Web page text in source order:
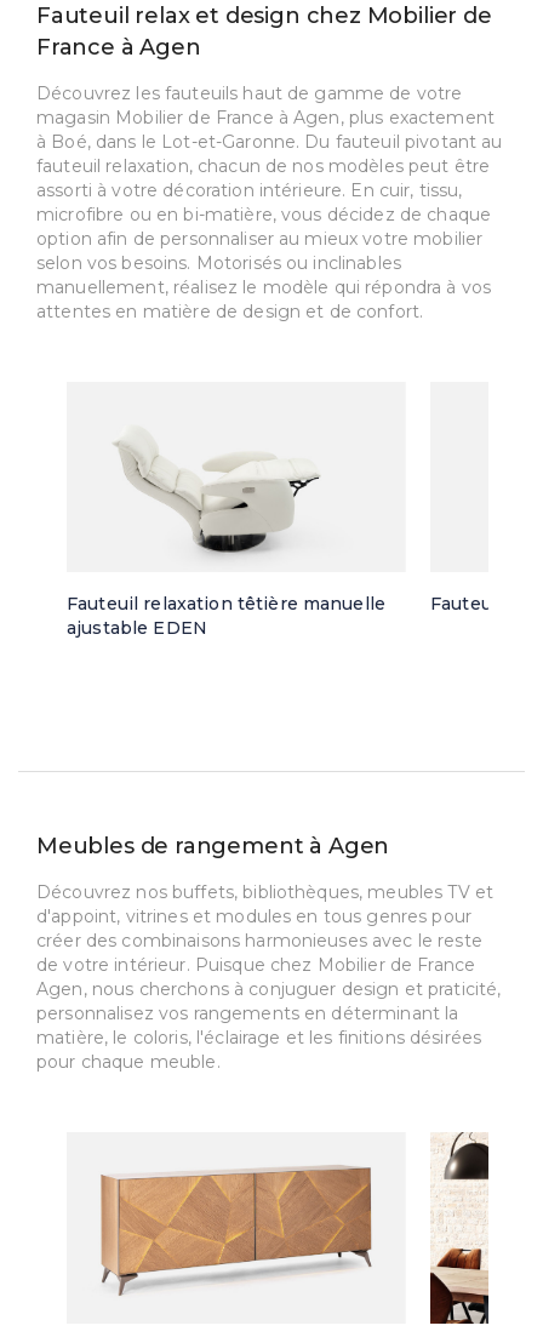
Fauteuil relax et design chez Mobilier de
France à Agen
Découvrez les fauteuils haut de gamme de votre
magasin Mobilier de France à Agen, plus exactement
à Boé, dans le Lot-et-Garonne. Du fauteuil pivotant au
fauteuil relaxation, chacun de nos modèles peut être
assorti à votre décoration intérieure. En cuir, tissu,
microfibre ou en bi-matière, vous décidez de chaque
option afin de personnaliser au mieux votre mobilier
selon vos besoins. Motorisés ou inclinables
manuellement, réalisez le modèle qui répondra à vos
attentes en matière de design et de confort.
Fauteuil relaxation têtière manuelle
ajustable EDEN
Fauteuil
Meubles de rangement à Agen
Découvrez nos buffets, bibliothèques, meubles TV et
d'appoint, vitrines et modules en tous genres pour
créer des combinaisons harmonieuses avec le reste
de votre intérieur. Puisque chez Mobilier de France
Agen, nous cherchons à conjuguer design et praticité,
personnalisez vos rangements en déterminant la
matière, le coloris, l'éclairage et les finitions désirées
pour chaque meuble.